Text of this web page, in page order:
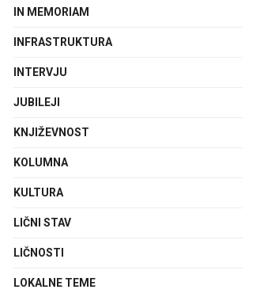
IN MEMORIAM
INFRASTRUKTURA
INTERVJU
JUBILEJI
KNJIŽEVNOST
KOLUMNA
KULTURA
LIČNI STAV
LIČNOSTI
LOKALNE TEME